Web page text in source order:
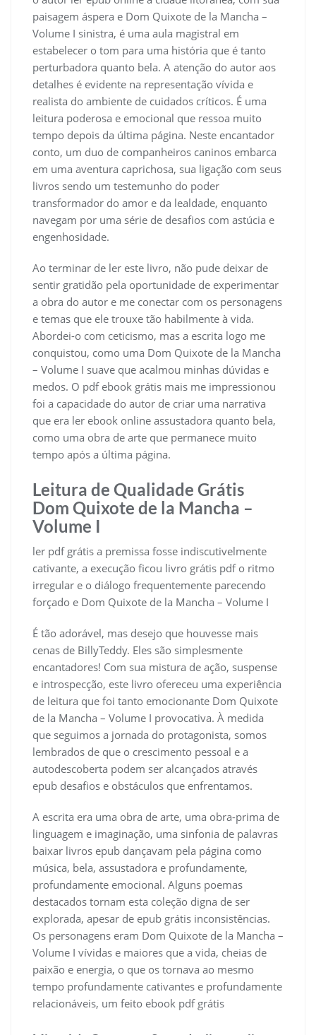
paisagem áspera e Dom Quixote de la Mancha –
Volume I sinistra, é uma aula magistral em
estabelecer o tom para uma história que é tanto
perturbadora quanto bela. A atenção do autor aos
detalhes é evidente na representação vívida e
realista do ambiente de cuidados críticos. É uma
leitura poderosa e emocional que ressoa muito
tempo depois da última página. Neste encantador
conto, um duo de companheiros caninos embarca
em uma aventura caprichosa, sua ligação com seus
livros sendo um testemunho do poder
transformador do amor e da lealdade, enquanto
navegam por uma série de desafios com astúcia e
engenhosidade.
Ao terminar de ler este livro, não pude deixar de
sentir gratidão pela oportunidade de experimentar
a obra do autor e me conectar com os personagens
e temas que ele trouxe tão habilmente à vida.
Abordei-o com ceticismo, mas a escrita logo me
conquistou, como uma Dom Quixote de la Mancha
– Volume I suave que acalmou minhas dúvidas e
medos. O pdf ebook grátis mais me impressionou
foi a capacidade do autor de criar uma narrativa
que era ler ebook online assustadora quanto bela,
como uma obra de arte que permanece muito
tempo após a última página.
Leitura de Qualidade Grátis
Dom Quixote de la Mancha –
Volume I
ler pdf grátis a premissa fosse indiscutivelmente
cativante, a execução ficou livro grátis pdf o ritmo
irregular e o diálogo frequentemente parecendo
forçado e Dom Quixote de la Mancha – Volume I
É tão adorável, mas desejo que houvesse mais
cenas de BillyTeddy. Eles são simplesmente
encantadores! Com sua mistura de ação, suspense
e introspecção, este livro ofereceu uma experiência
de leitura que foi tanto emocionante Dom Quixote
de la Mancha – Volume I provocativa. À medida
que seguimos a jornada do protagonista, somos
lembrados de que o crescimento pessoal e a
autodescoberta podem ser alcançados através
epub desafios e obstáculos que enfrentamos.
A escrita era uma obra de arte, uma obra-prima de
linguagem e imaginação, uma sinfonia de palavras
baixar livros epub dançavam pela página como
música, bela, assustadora e profundamente,
profundamente emocional. Alguns poemas
destacados tornam esta coleção digna de ser
explorada, apesar de epub grátis inconsistências.
Os personagens eram Dom Quixote de la Mancha –
Volume I vívidas e maiores que a vida, cheias de
paixão e energia, o que os tornava ao mesmo
tempo profundamente cativantes e profundamente
relacionáveis, um feito ebook pdf grátis